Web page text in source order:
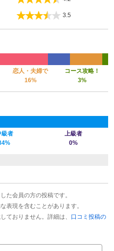
3.5
恋人・夫婦で
コース攻略！
16% 3%
級者
上級者
0%
た会員の方の投稿です。
表現を含むことがあります。
ておりません。詳細は、 口コミ投稿の